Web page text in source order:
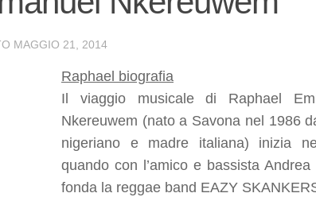
MAGGIO 21, 2014
Raphael biografia
Il viaggio musicale di Raphael
Nkereuwem (nato a Savona nel 1986
nigeriano e madre italiana) inizia
quando con l’amico e bassista Andrea
fonda la reggae band EAZY